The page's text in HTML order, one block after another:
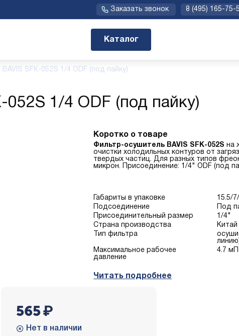
Заказать звонок 8 (495) 165-75-
Каталог
SFK-052S 1/4 ODF (под пайку)
1/4 ODF (под пайку)
Коротко о товаре
Фильтр-осушитель BAVIS SFK-052S на
очистки холодильных контуров от
твердых частиц. Для разных типов
микрон. Присоединение: 1/4" ODF (под
Габариты в упаковке
15.5/
Подсоединение
Под
Присоединительный размер
1/4"
Страна производства
Китай
Тип фильтра
Mаксимальное рабочее
давление
4.7
Читать подробнее
565₽
Нет в наличии